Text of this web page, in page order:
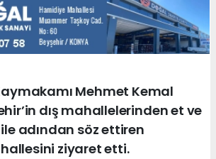
Mehmet Kemal
dış mahallelerinden et ve
adından söz ettiren
ziyaret etti.